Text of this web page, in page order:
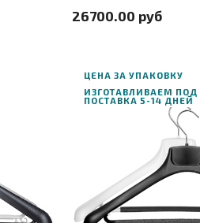
26700.00 руб
Материал натуральное
ЦЕНА ЗА УПАКОВКУ
ИЗГОТАВЛИВАЕМ ПОД
ПОСТАВКА 5-14 ДНЕЙ
В корзину
ЗАКАЗ В ОДИН